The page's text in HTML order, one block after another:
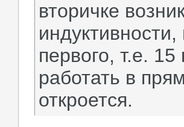
вторичке
первого, т.е.
работать в
откроется.